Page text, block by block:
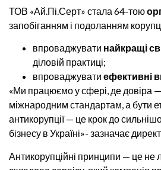
ТОВ «Ай.Пі.Серт» стала 64-тою
запобіганням і подоланням
впроваджувати найкращі
діловій практиці;
впроваджувати ефективні
«Ми працюємо у сфері, де довіра
міжнародним стандартам, а бути
антикорупції — це крок до
бізнесу в Україні»- зазначає
Антикорупційні принципи — це не